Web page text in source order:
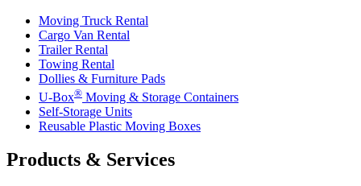
Moving Truck Rental
Cargo Van Rental
Trailer Rental
Towing Rental
Dollies & Furniture Pads
U-Box® Moving & Storage Containers
Self-Storage Units
Reusable Plastic Moving Boxes
Products & Services